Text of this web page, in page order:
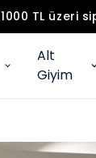
1000 TL üzeri
Alt
Giyim